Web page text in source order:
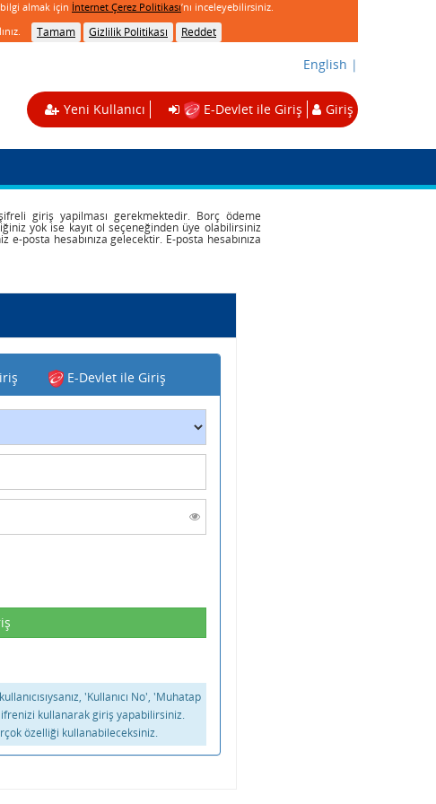
almak için İnternet Çerez Politikası’nı inceleyebilirsiniz.
Tamam Gizlilik Politikası Reddet
English |
Yeni Kullanıcı E-Devlet ile Giriş Giriş
giriş yapilması gerekmektedir. Borç ödeme
yok ise kayıt ol seçeneğinden üye olabilirsiniz
posta hesabınıza gelecektir. E-posta hesabınıza
E-Devlet ile Giriş
'Kullanıcı No', 'Muhatap
kullanarak giriş yapabilirsiniz.
özelliği kullanabileceksiniz.